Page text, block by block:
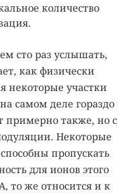
количество
сто раз услышать,
как физически
некоторые участки
самом деле гораздо
примерно также, но с
Некоторые
пропускать
для ионов этого
то же относится и к